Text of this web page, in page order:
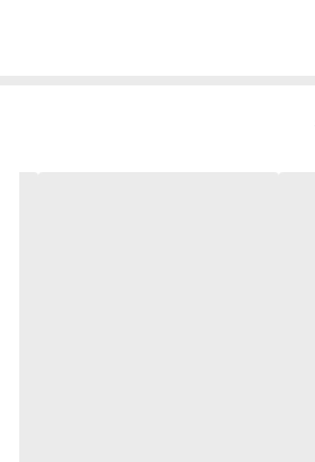
خوشگل طبق تصویر (در صورت درخواست عکس های